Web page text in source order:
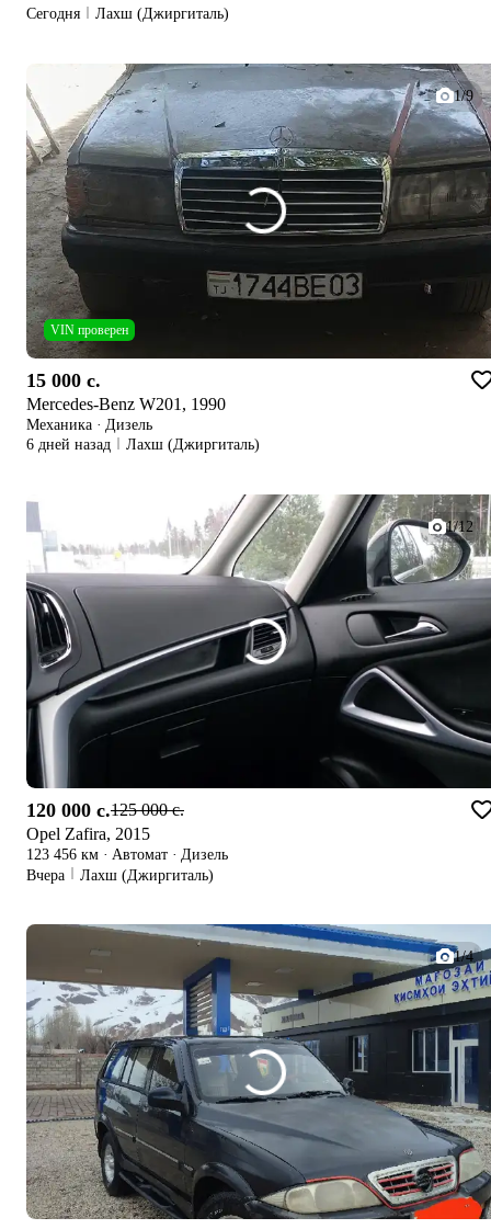
Сегодня
Лахш (Джиргиталь)
1/9
VIN проверен
15 000 c.
Mercedes-Benz W201, 1990
Механика · Дизель
6 дней назад
Лахш (Джиргиталь)
1/12
120 000 c.125 000 c.
Opel Zafira, 2015
123 456 км · Автомат · Дизель
Вчера
Лахш (Джиргиталь)
1/4